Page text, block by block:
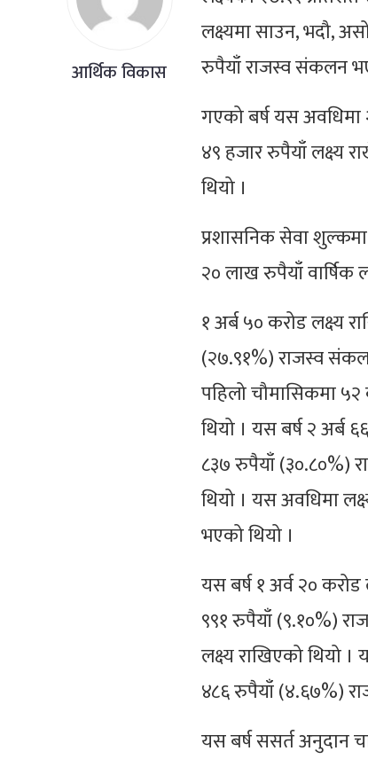
आर्थिक विकास
लक्ष्यमा साउन, भदौ,
रुपैयाँ राजस्व संकलन
गएको बर्ष यस अवधिमा
४९ हजार रुपैयाँ लक्ष्य
थियो ।
प्रशासनिक सेवा
२० लाख रुपैयाँ वार्षिक
१ अर्ब ५० करोड लक्ष्य
(२७.९१%) राजस्व
पहिलो चौमासिकमा
थियो । यस बर्ष २ अर्ब
८३७ रुपैयाँ (३०.८०%)
थियो । यस अवधिमा
भएको थियो ।
यस बर्ष १ अर्व २०
९९१ रुपैयाँ (९.१०%)
लक्ष्य राखिएको थियो
४८६ रुपैयाँ (४.६७%)
यस बर्ष ससर्त अनुदान